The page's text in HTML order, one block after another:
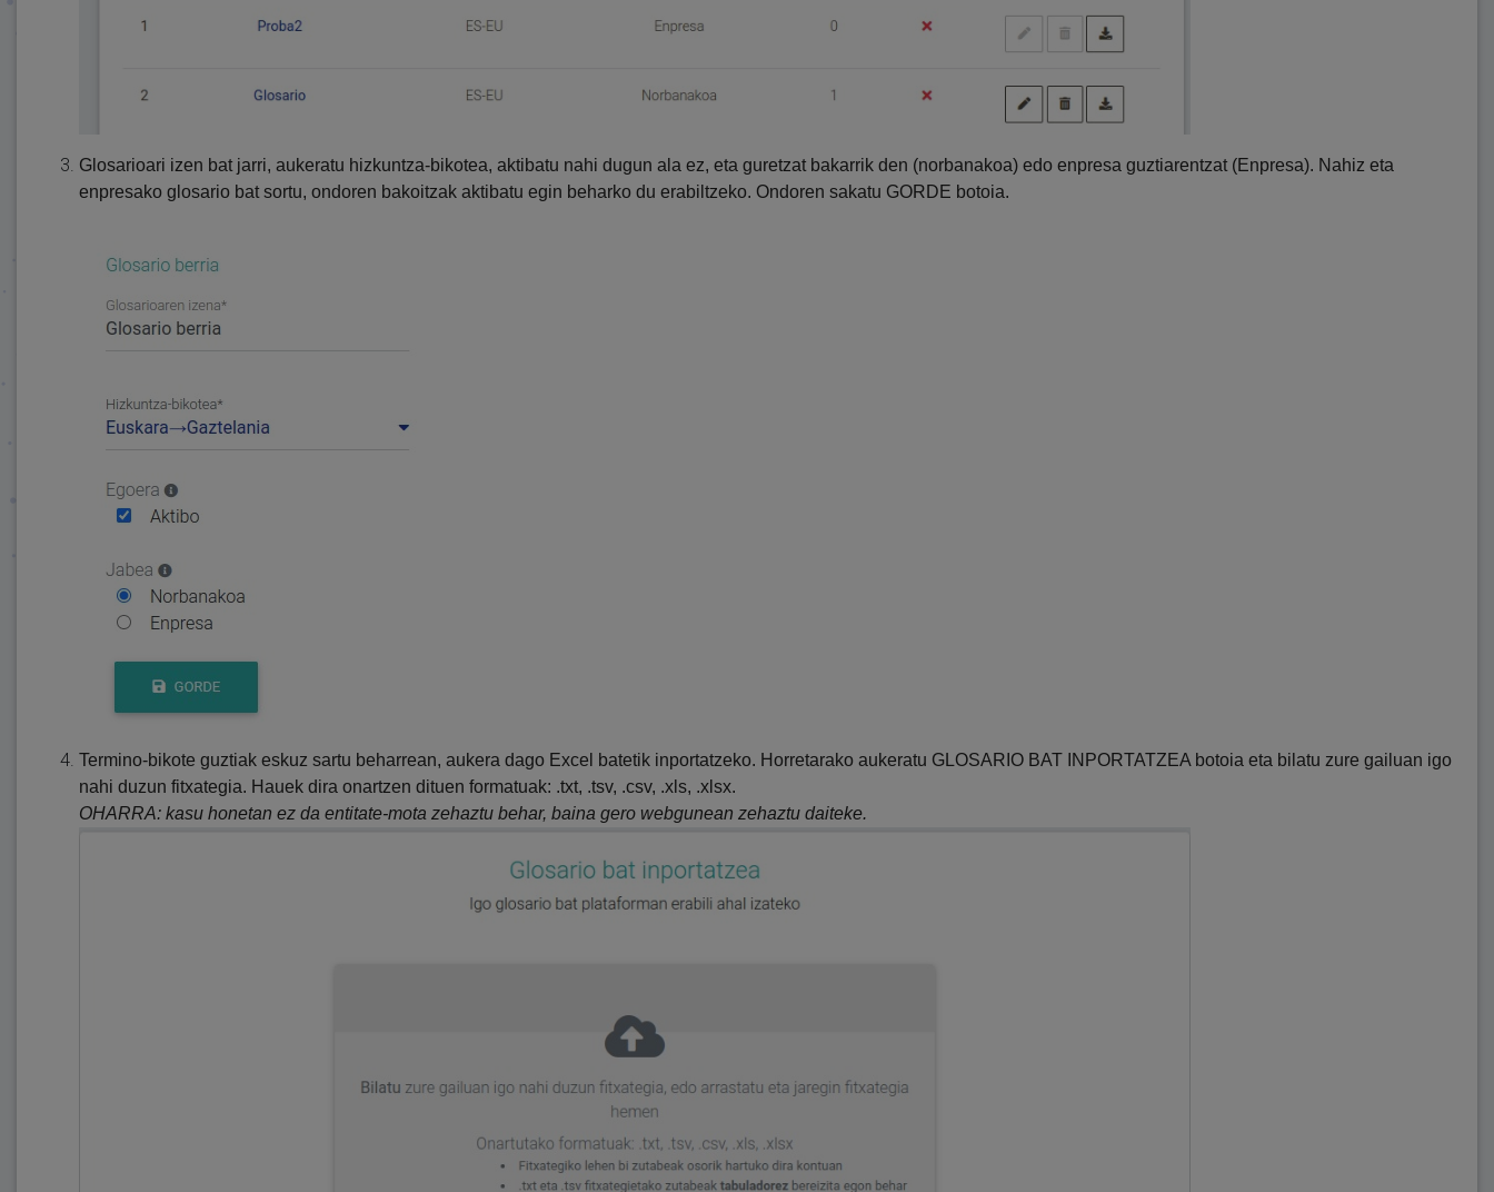
Glosarioari izen bat jarri, aukeratu hizkuntza-bikotea, aktibatu nahi dugun ala ez, eta guretzat bakarrik den (norbanakoa) edo enpresa guztiarentzat (Enpresa). Nahiz eta
enpresako glosario bat sortu, ondoren bakoitzak aktibatu egin beharko du erabiltzeko. Ondoren sakatu GORDE botoia.
Termino-bikote guztiak eskuz sartu beharrean, aukera dago Excel batetik inportatzeko. Horretarako aukeratu GLOSARIO BAT INPORTATZEA botoia eta bilatu zure gailuan igo
nahi duzun fitxategia. Hauek dira onartzen dituen formatuak: .txt, .tsv, .csv, .xls, .xlsx.
OHARRA: kasu honetan ez da entitate-mota zehaztu behar, baina gero webgunean zehaztu daiteke.